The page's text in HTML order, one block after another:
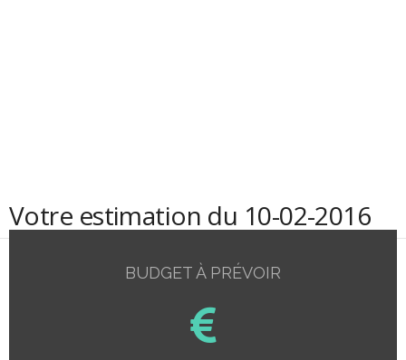
Votre estimation du 10-02-2016
BUDGET À PRÉVOIR